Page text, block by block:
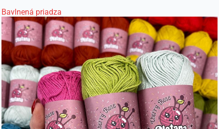
Bavlnená priadza